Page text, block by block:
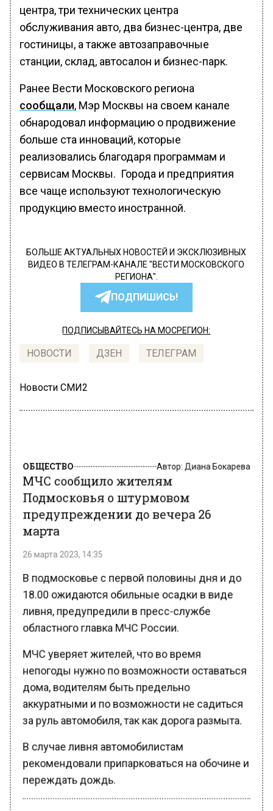
центра, три технических центра
обслуживания авто, два бизнес-центра, две
гостиницы, а также автозаправочные
станции, склад, автосалон и бизнес-парк.
Ранее Вести Московского региона
сообщали, Мэр Москвы на своем канале
обнародовал информацию о продвижение
больше ста инноваций, которые
реализовались благодаря программам и
сервисам Москвы. Города и предприятия
все чаще используют технологическую
продукцию вместо иностранной.
БОЛЬШЕ АКТУАЛЬНЫХ НОВОСТЕЙ И ЭКСКЛЮЗИВНЫХ
ВИДЕО В ТЕЛЕГРАМ-КАНАЛЕ "ВЕСТИ МОСКОВСКОГО
РЕГИОНА".
ПОДПИШИСЬ!
ПОДПИСЫВАЙТЕСЬ НА МОСРЕГИОН:
НОВОСТИ ДЗЕН ТЕЛЕГРАМ
Новости СМИ2
МЧС сообщило жителям
Подмосковья о штурмовом
предупреждении до вечера 26
марта
18.00 ожидаются обильные осадки в виде
ливня, предупредили в пресс-службе
областного главка МЧС России.
непогоды нужно по возможности оставаться
дома, водителям быть предельно
аккуратными и по возможности не садиться
за руль автомобиля, так как дорога размыта.
В случае ливня автомобилистам
рекомендовали припарковаться на обочине и
переждать дождь.